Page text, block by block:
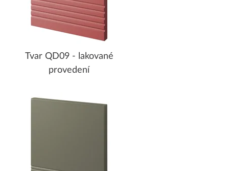
Tvar QD09 - lakované
provedení